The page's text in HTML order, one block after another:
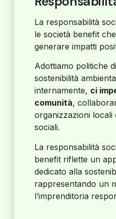
La responsabilità
le società benefit
generare impatti
Adottiamo politiche
sostenibilità
internamente, ci
comunità,
organizzazioni locali
sociali.
La responsabilità
benefit riflette un
dedicato alla
rappresentando un
l’imprenditoria